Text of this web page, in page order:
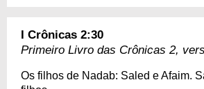
I Crônicas 2:30
Primeiro Livro das Crônicas 2,
Os filhos de Nadab: Saled e Afaim.